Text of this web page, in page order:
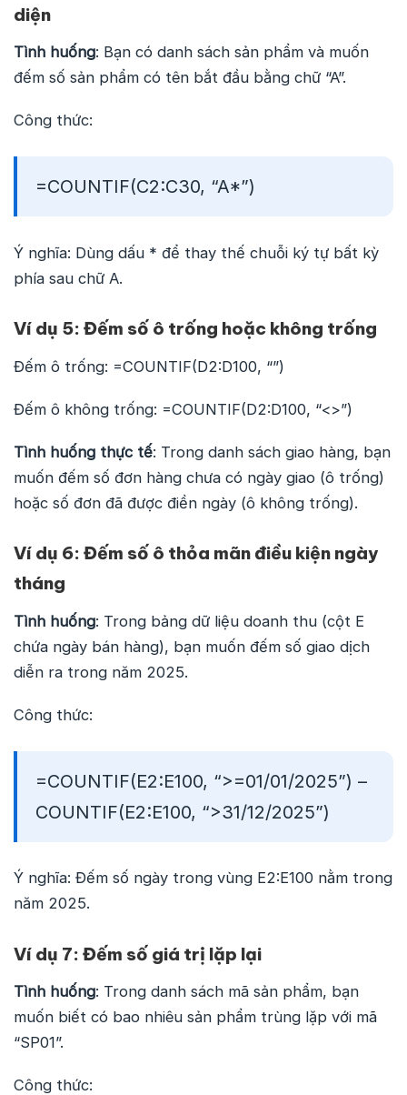
diện
Tình huống: Bạn có danh sách sản phẩm và muốn
đếm số sản phẩm có tên bắt đầu bằng chữ “A”.
Công thức:
=COUNTIF(C2:C30, “A*”)
Ý nghĩa: Dùng dấu * để thay thế chuỗi ký tự bất kỳ
phía sau chữ A.
Ví dụ 5: Đếm số ô trống hoặc không trống
Đếm ô trống: =COUNTIF(D2:D100, “”)
Đếm ô không trống: =COUNTIF(D2:D100, “<>”)
Tình huống thực tế: Trong danh sách giao hàng, bạn
muốn đếm số đơn hàng chưa có ngày giao (ô trống)
hoặc số đơn đã được điền ngày (ô không trống).
Ví dụ 6: Đếm số ô thỏa mãn điều kiện ngày
tháng
Tình huống: Trong bảng dữ liệu doanh thu (cột E
chứa ngày bán hàng), bạn muốn đếm số giao dịch
diễn ra trong năm 2025.
Công thức:
=COUNTIF(E2:E100, “>=01/01/2025”) –
COUNTIF(E2:E100, “>31/12/2025”)
Ý nghĩa: Đếm số ngày trong vùng E2:E100 nằm trong
năm 2025.
Ví dụ 7: Đếm số giá trị lặp lại
Tình huống: Trong danh sách mã sản phẩm, bạn
muốn biết có bao nhiêu sản phẩm trùng lặp với mã
“SP01”.
Công thức: